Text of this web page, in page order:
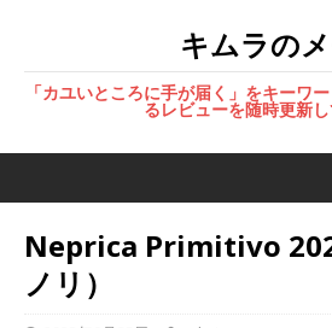
キムラの
「カユいところに手が届く」をキーワ
るレビューを随時更新
Neprica Primitivo
ノリ）